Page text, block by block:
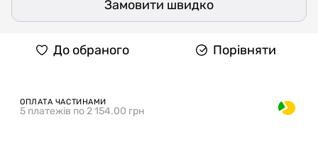
Замовити швидко
До обраного Порівняти
ОПЛАТА ЧАСТИНАМИ
5 платежів по 2 154.00 грн